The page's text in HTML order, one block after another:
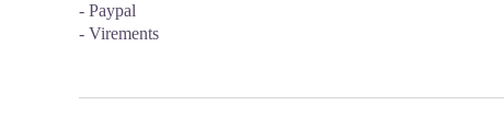
- Paypal
- Virements